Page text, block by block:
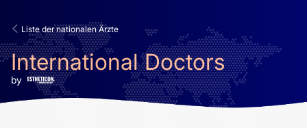
Liste der nationalen Ärzte
International Doctors
by